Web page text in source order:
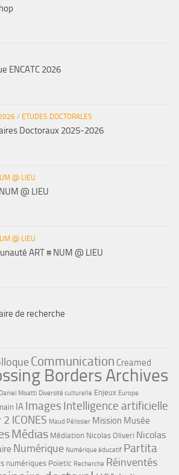
ENCATC 2026
/ ETUDES DOCTORALES
Doctoraux 2025-2026
@ LIEU
@ LIEU
@ LIEU
ART # NUM @ LIEU
de recherche
Communication Creamed
Borders Archives
Daniel Moatti Diversité culturelle Enjeux Europe
IA Images Intelligence artificielle
ICONES Maud Pélissier Mission Musée
Médias Médiation Nicolas Oliveri Nicolas
Numérique Numérique éducatif Partita
numériques Poïetic Recherche Réinventés